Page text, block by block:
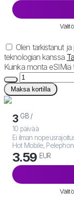
Olen tarkistanut
teknologian kanssa
Kuinka monta eSIMiä
Maksa kortilla
3 GB /
10 päivää
Ei ilman
Hot Mobile,
3.59 EUR